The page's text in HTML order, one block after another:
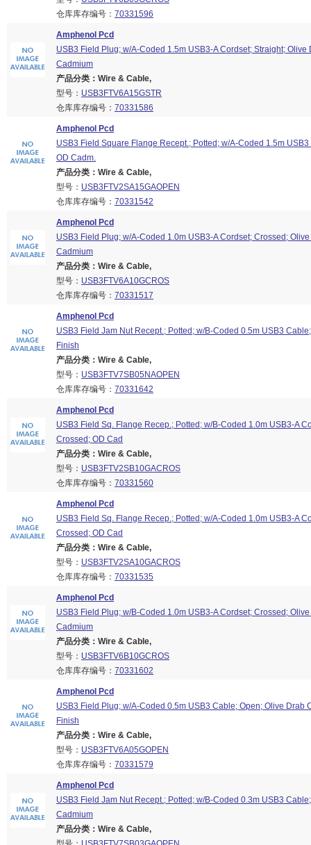
仓库库存编号： 70331596
Amphenol Pcd
USB3 Field Plug; w/A-Coded 1.5m USB3-A Cordset; Straight; Olive
Cadmium
产品分类：Wire & Cable,
型号： USB3FTV6A15GSTR
仓库库存编号： 70331586
Amphenol Pcd
USB3 Field Square Flange Recept.; Potted; w/A-Coded 1.5m
OD Cadm.
产品分类：Wire & Cable,
型号： USB3FTV2SA15GAOPEN
仓库库存编号： 70331542
Amphenol Pcd
USB3 Field Plug; w/A-Coded 1.0m USB3-A Cordset; Crossed;
Cadmium
产品分类：Wire & Cable,
型号： USB3FTV6A10GCROS
仓库库存编号： 70331517
Amphenol Pcd
USB3 Field Jam Nut Recept.; Potted; w/B-Coded 0.5m USB3
Finish
产品分类：Wire & Cable,
型号： USB3FTV7SB05NAOPEN
仓库库存编号： 70331642
Amphenol Pcd
USB3 Field Sq. Flange Recep.; Potted; w/B-Coded 1.0m USB3-A
Crossed; OD Cad
产品分类：Wire & Cable,
型号： USB3FTV2SB10GACROS
仓库库存编号： 70331560
Amphenol Pcd
USB3 Field Sq. Flange Recep.; Potted; w/A-Coded 1.0m USB3-A
Crossed; OD Cad
产品分类：Wire & Cable,
型号： USB3FTV2SA10GACROS
仓库库存编号： 70331535
Amphenol Pcd
USB3 Field Plug; w/B-Coded 1.0m USB3-A Cordset; Crossed;
Cadmium
产品分类：Wire & Cable,
型号： USB3FTV6B10GCROS
仓库库存编号： 70331602
Amphenol Pcd
USB3 Field Plug; w/A-Coded 0.5m USB3 Cable; Open; Olive Drab
Finish
产品分类：Wire & Cable,
型号： USB3FTV6A05GOPEN
仓库库存编号： 70331579
Amphenol Pcd
USB3 Field Jam Nut Recept.; Potted; w/B-Coded 0.3m USB3
Cadmium
产品分类：Wire & Cable,